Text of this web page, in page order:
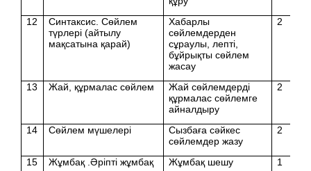
12
Синтаксис. Сөйлем
түрлері (айтылу
мақсатына қарай)
Хабарлы
сөйлемдерден
сұраулы, лепті,
бұйрықты сөйлем
жасау
2
13 Жай, құрмалас сөйлем
Жай сөйлемдерді
құрмалас сөйлемге
айналдыру
2
14 Сөйлем мүшелері
Сызбаға сәйкес
сөйлемдер жазу
2
15 Жұмбақ .Әріпті жұмбақ Жұмбақ шешу
1